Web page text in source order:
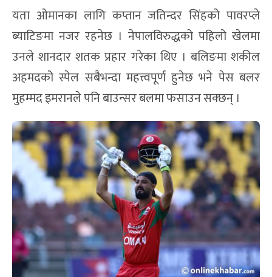
यता ओमानका लागि कप्तान जतिन्दर सिंहको पावरप्ले
ब्याटिङमा नजर रहनेछ । नेपालविरुद्धको पहिलो खेलमा
उनले शानदार शतक प्रहार गरेका थिए । बलिङमा शकील
अहमदको स्पेल सबैभन्दा महत्त्वपूर्ण हुनेछ भने पेस बलर
मुहम्मद इमरानले पनि बाउन्सर बलमा फसाउन सक्छन् ।